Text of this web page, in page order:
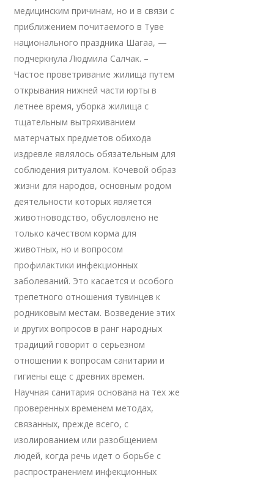
медицинским причинам, но и в связи с
приближением почитаемого в Туве
национального праздника Шагаа, —
подчеркнула Людмила Салчак. –
Частое проветривание жилища путем
открывания нижней части юрты в
летнее время, уборка жилища с
тщательным вытряхиванием
матерчатых предметов обихода
издревле являлось обязательным для
соблюдения ритуалом. Кочевой образ
жизни для народов, основным родом
деятельности которых является
животноводство, обусловлено не
только качеством корма для
животных, но и вопросом
профилактики инфекционных
заболеваний. Это касается и особого
трепетного отношения тувинцев к
родниковым местам. Возведение этих
и других вопросов в ранг народных
традиций говорит о серьезном
отношении к вопросам санитарии и
гигиены еще с древних времен.
Научная санитария основана на тех же
проверенных временем методах,
связанных, прежде всего, с
изолированием или разобщением
людей, когда речь идет о борьбе с
распространением инфекционных